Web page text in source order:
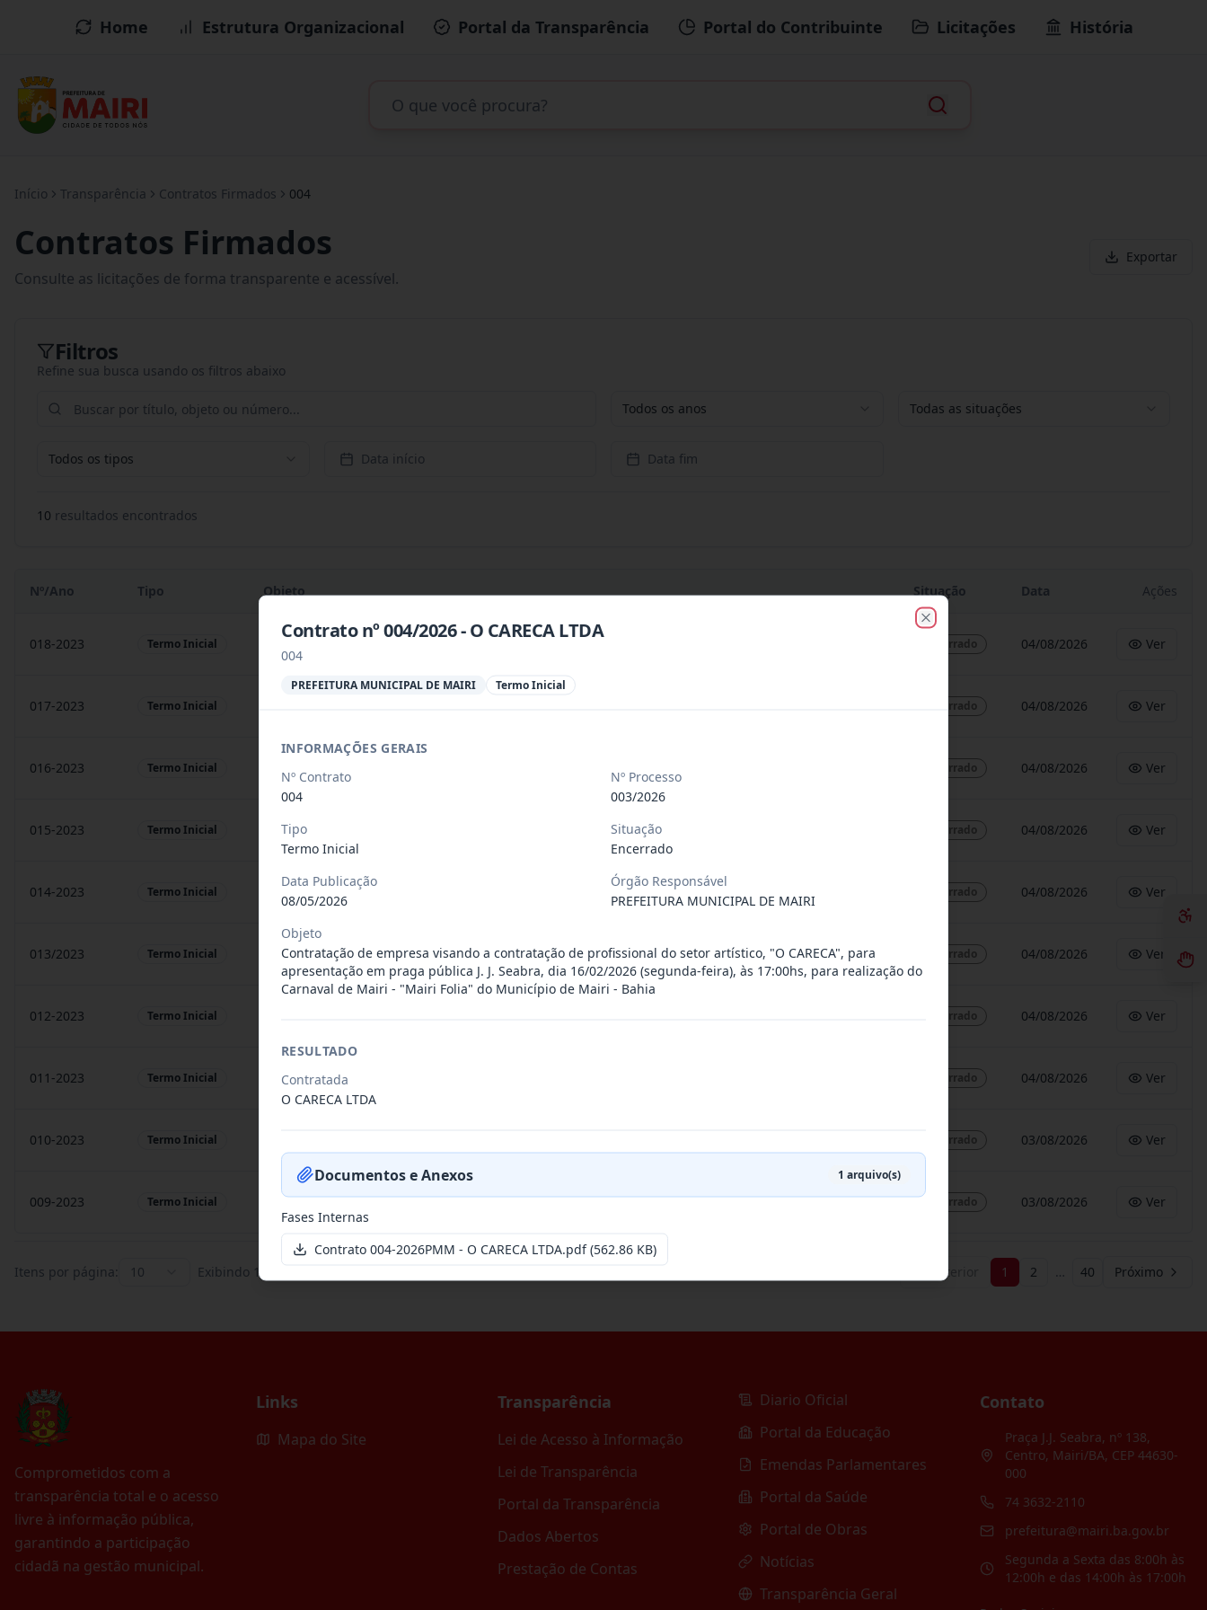
Home Estrutura Organizacional Portal da Transparência Portal do Contribuinte Licitações História
Início Transparência Contratos Firmados 004
Contratos Firmados
Consulte as licitações de forma transparente e acessível.
Exportar
Filtros
Refine sua busca usando os filtros abaixo
Todos os anos Todas as situações
Todos os tipos Data início Data fim
10 resultados encontrados
Nº/Ano Tipo Objeto Situação Data Ações
018-2023 Termo Inicial Encerrado 04/08/2026 Ver
017-2023 Termo Inicial Encerrado 04/08/2026 Ver
016-2023 Termo Inicial Encerrado 04/08/2026 Ver
015-2023 Termo Inicial prestação de sarvigos de saúde, de forma complementar junto... Encerrado 04/08/2026 Ver
014-2023 Termo Inicial Locação de sonorização de pequeno porte e artista musical de... Encerrado 04/08/2026 Ver
013/2023 Termo Inicial Constitui o objeto do presente contrato a contratação de emp... Encerrado 04/08/2026 Ver
012-2023 Termo Inicial Encerrado 04/08/2026 Ver
011-2023 Termo Inicial Contratação de empresa especializada na realização de evento Encerrado 04/08/2026 Ver
010-2023 Termo Inicial Encerrado 03/08/2026 Ver
009-2023 Termo Inicial Contratação de pessoa jurídica para prestação de serviços de... Encerrado 03/08/2026 Ver
Itens por página: 10 Exibindo 1 Anterior 1 2 … 40 Próximo
Comprometidos com a
transparência total e o acesso
livre à informação pública,
garantindo a participação
cidadã na gestão municipal.
Links
Mapa do Site
Transparência
Lei de Acesso à Informação
Lei de Transparência
Portal da Transparência
Dados Abertos
Prestação de Contas
Diario Oficial
Portal da Educação
Emendas Parlamentares
Portal da Saúde
Portal de Obras
Notícias
Transparência Geral
Contato
Praça J.J. Seabra, nº 138,
Centro, Mairi/BA, CEP 44630-
000
74 3632-2110
prefeitura@mairi.ba.gov.br
Segunda a Sexta das 8:00h às
12:00h e das 14:00h às 17:00h
Contrato nº 004/2026 - O CARECA LTDA
004
PREFEITURA MUNICIPAL DE MAIRI Termo Inicial
INFORMAÇÕES GERAIS
Nº Contrato
004
Nº Processo
003/2026
Tipo
Termo Inicial
Situação
Encerrado
Data Publicação
08/05/2026
Órgão Responsável
PREFEITURA MUNICIPAL DE MAIRI
Objeto
Contratação de empresa visando a contratação de profissional do setor artístico, "O CARECA", para
apresentação em praga pública J. J. Seabra, dia 16/02/2026 (segunda-feira), às 17:00hs, para realização do
Carnaval de Mairi - "Mairi Folia" do Município de Mairi - Bahia
RESULTADO
Contratada
O CARECA LTDA
Documentos e Anexos 1 arquivo(s)
Fases Internas
Contrato 004-2026PMM - O CARECA LTDA.pdf(562.86 KB)
Close